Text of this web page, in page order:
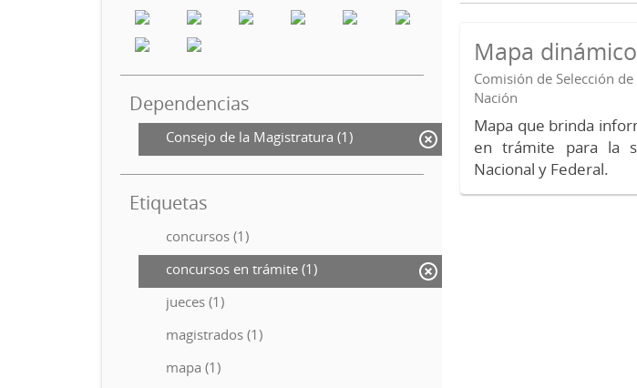
Dependencias
Consejo de la Magistratura (1)
Etiquetas
concursos (1)
concursos en trámite (1)
jueces (1)
magistrados (1)
mapa (1)
Mapa
Comisión de Selección
Nación
Mapa que brinda
en trámite para la
Nacional y Federal.